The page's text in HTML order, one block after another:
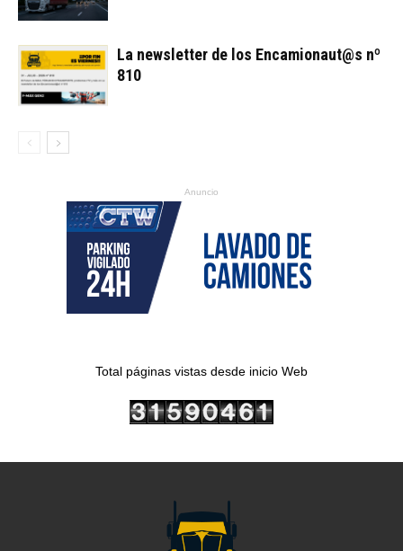
La newsletter de los Encamionaut@s nº
810
Anuncio
Total páginas vistas desde inicio Web